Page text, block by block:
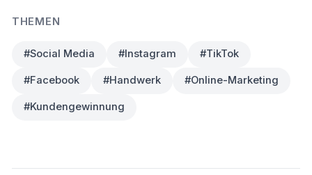
THEMEN
#Social Media #Instagram #TikTok
#Facebook #Handwerk #Online-Marketing
#Kundengewinnung